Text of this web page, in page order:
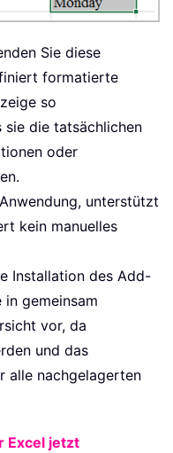
Sie diese
formatierte
so
sie die tatsächlichen
oder
unterstützt
kein manuelles
Installation des Add-
in gemeinsam
vor, da
und das
alle nachgelagerten
Excel jetzt